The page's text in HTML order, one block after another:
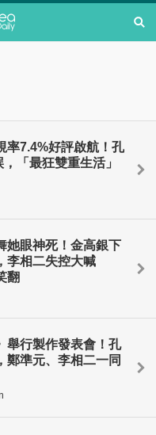
率7.4%好評啟航！孔
「最狂雙重生活」
她眼神死！金高銀下
李相二失控大喊
翻
舉行製作發表會！孔
鄭準元、李相二一同